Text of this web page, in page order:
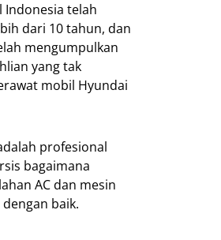
Indonesia telah
dari 10 tahun, dan
mengumpulkan
yang tak
mobil Hyundai
profesional
bagaimana
AC dan mesin
baik.